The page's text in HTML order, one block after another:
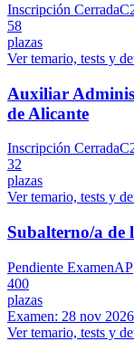
Inscripción Cerrada
58
plazas
Ver temario, tests y
Auxiliar
de Alicante
Inscripción Cerrada
32
plazas
Ver temario, tests y
Subalterno/a de
Pendiente ExamenAP
400
plazas
Examen: 28 nov 2026
Ver temario, tests y